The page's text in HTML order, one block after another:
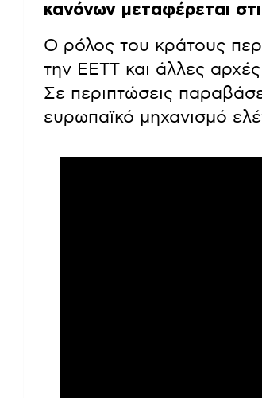
κανόνων μεταφέρεται
Ο ρόλος του κράτους
την ΕΕΤΤ και άλλες
Σε περιπτώσεις
ευρωπαϊκό μηχανισμό